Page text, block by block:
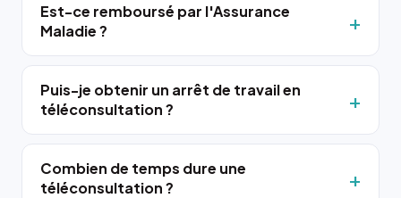
Est-ce remboursé par l'Assurance
Maladie ?
Puis-je obtenir un arrêt de travail en
téléconsultation ?
Combien de temps dure une
téléconsultation ?